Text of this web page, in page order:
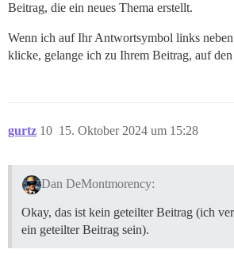
Beitrag, die ein neues Thema erstellt.
Wenn ich auf Ihr Antwortsymbol links
klicke, gelange ich zu Ihrem Beitrag, auf
gurtz 15. Oktober 2024 um 15:28
10
Dan DeMontmorency:
Okay, das ist kein geteilter Beitrag (ich
ein geteilter Beitrag sein).